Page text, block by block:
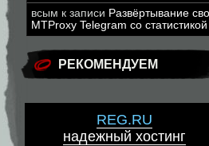
всым к записи Развёртывание
MTProxy Telegram со статистикой
РЕКОМЕНДУЕМ
REG.RU
надежный хостинг